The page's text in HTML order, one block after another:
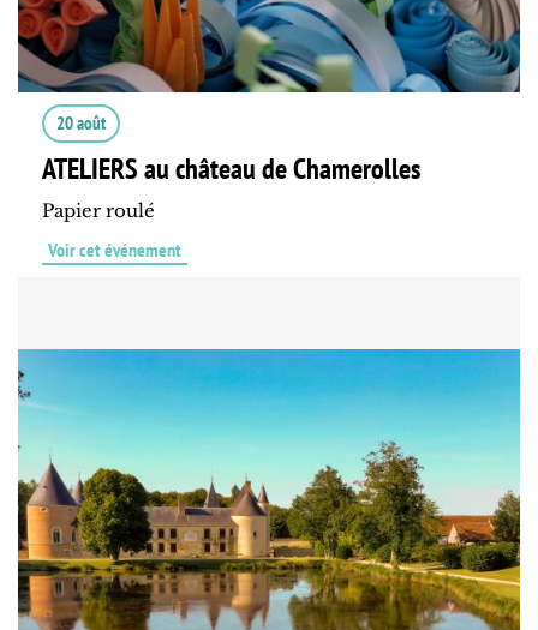
20 août
ATELIERS au château de Chamerolles
Papier roulé
Voir cet événement